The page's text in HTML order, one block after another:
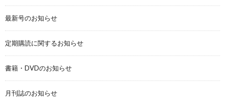
最新号のお知らせ
定期購読に関するお知らせ
書籍・DVDのお知らせ
月刊誌のお知らせ